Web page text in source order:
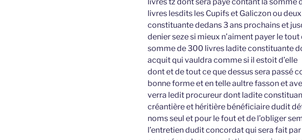
livres lesdits les Cupifs et Galiczon ou
constituante dedans 3 ans prochains et
denier seze si mieux n’aiment payer le
somme de 300 livres ladite constituante
acquit qui vauldra comme si il estoit d’elle
dont et de tout ce que dessus sera passé
bonne forme et en telle aultre fasson et
verra ledit procureur dont ladite
créantière et héritière bénéficiaire dudit
noms seul et pour le fout et de l’obliger
l’entretien dudit concordat qui sera fait